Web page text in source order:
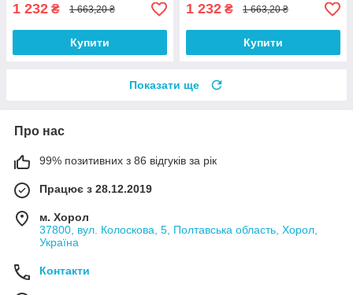
1 232 ₴ 1 663,20 ₴
Купити
1 232 ₴ 1 663,20 ₴
Купити
Показати ще
Про нас
99% позитивних з 86 відгуків за рік
Працює з 28.12.2019
м. Хорол
37800, вул. Колоскова, 5, Полтавська область, Хорол,
Україна
Контакти